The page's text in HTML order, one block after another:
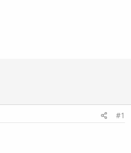
#1